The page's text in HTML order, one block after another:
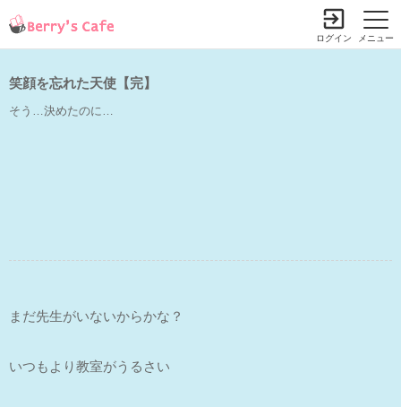
メニュー
ログイン
笑顔を忘れた天使【完】
そう…決めたのに…
まだ先生がいないからかな？
いつもより教室がうるさい